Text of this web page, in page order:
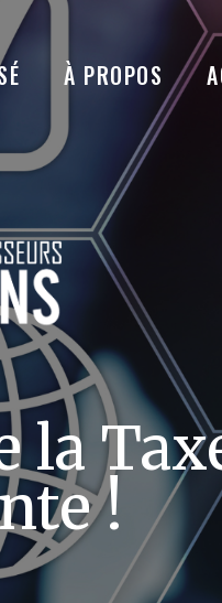
À PROPOS
la
!